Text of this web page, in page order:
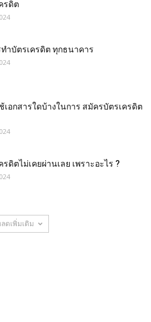
รดิต
ทําบัตรเครดิต ทุกธนาคาร
เอกสารใดบ้างในการ สมัครบัตรเครดิต
ดิตไม่เคยผ่านเลย เพราะอะไร ?
ดเพิ่มเติม